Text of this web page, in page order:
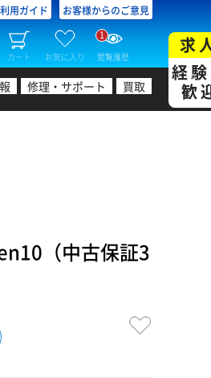
用ガイド お客様からのご意見
カート お気に入り 閲覧履歴
1
修理・サポート 買取
求
経
歓
（中古保証3